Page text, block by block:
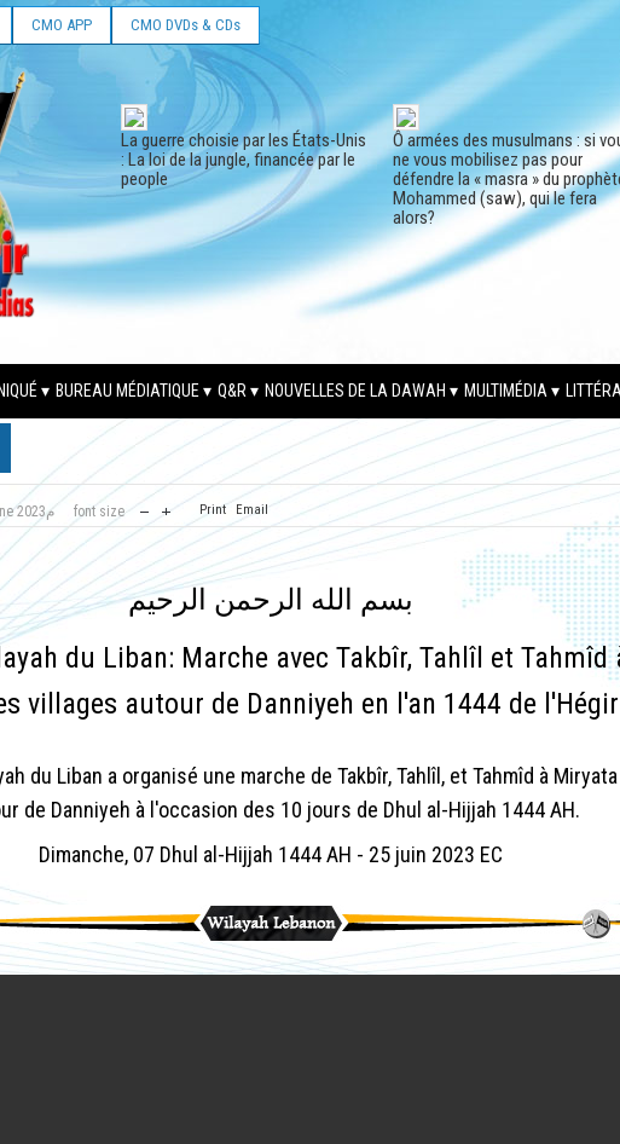
CMO APP CMO DVDs & CDs
La guerre choisie par les États-Unis
: La loi de la jungle, financée par le
people
Ô armées des musulmans : si
ne vous mobilisez pas pour
défendre la « masra » du
Mohammed (saw), qui le fera
alors?
BUREAU MÉDIATIQUE Q&R NOUVELLES DE LA DAWAH MULTIMÉDIA
Sunday, 25 June 2023م font size Print Email
بسم الله الرحمن الرحيم
du Liban: Marche avec Takbîr, Tahlîl et Tahmîd
villages autour de Danniyeh en l'an 1444 de l'Hégir
du Liban a organisé une marche de Takbîr, Tahlîl, et Tahmîd à
de Danniyeh à l'occasion des 10 jours de Dhul al-Hijjah 1444 AH.
Dimanche, 07 Dhul al-Hijjah 1444 AH - 25 juin 2023 EC